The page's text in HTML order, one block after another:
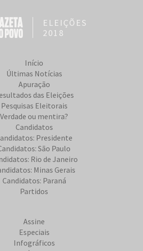
ELEIÇÕES
2018
Início
Últimas Notícias
Apuração
das Eleições
Pesquisas Eleitorais
Verdade ou mentira?
Candidatos
Presidente
São Paulo
Rio de Janeiro
Minas Gerais
Candidatos: Paraná
Partidos
Assine
Especiais
Infográficos